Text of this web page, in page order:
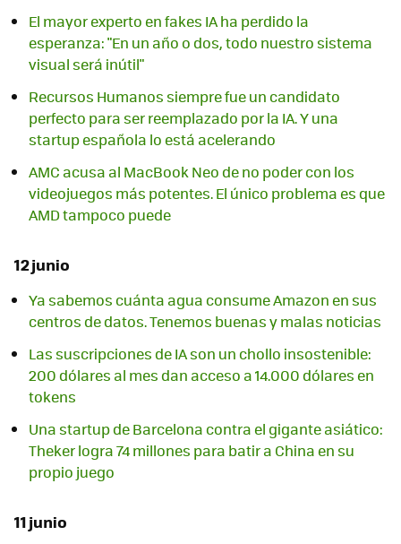
El mayor experto en fakes IA ha perdido la
esperanza: "En un año o dos, todo nuestro sistema
visual será inútil"
Recursos Humanos siempre fue un candidato
perfecto para ser reemplazado por la IA. Y una
startup española lo está acelerando
AMC acusa al MacBook Neo de no poder con los
videojuegos más potentes. El único problema es que
AMD tampoco puede
12 junio
Ya sabemos cuánta agua consume Amazon en sus
centros de datos. Tenemos buenas y malas noticias
Las suscripciones de IA son un chollo insostenible:
200 dólares al mes dan acceso a 14.000 dólares en
tokens
Una startup de Barcelona contra el gigante asiático:
Theker logra 74 millones para batir a China en su
propio juego
11 junio